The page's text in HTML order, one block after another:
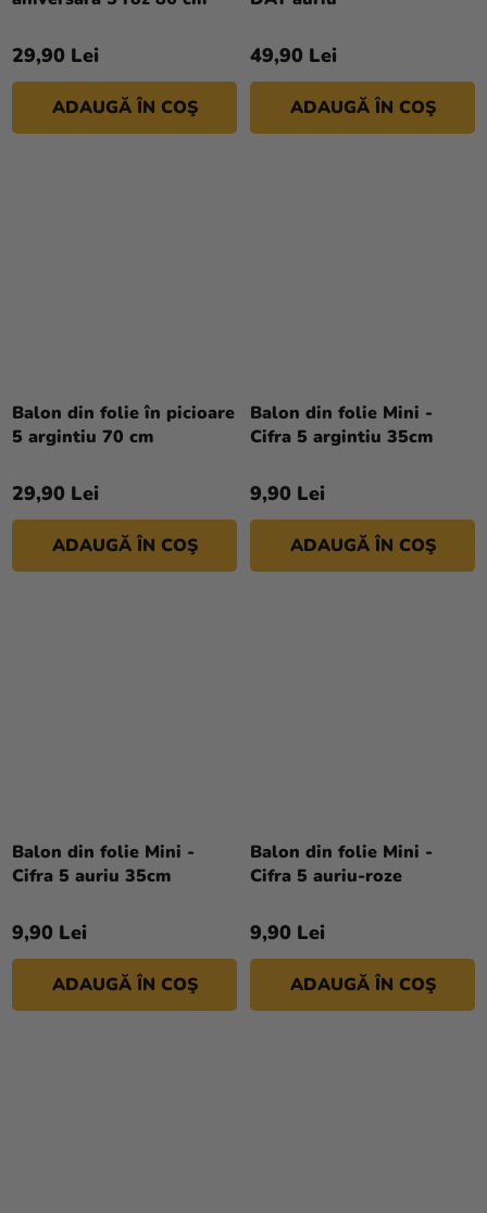
29,90 Lei
ADAUGĂ ÎN COŞ
49,90 Lei
ADAUGĂ ÎN COŞ
Balon din folie în picioare
5 argintiu 70 cm
29,90 Lei
ADAUGĂ ÎN COŞ
Balon din folie Mini -
Cifra 5 argintiu 35cm
9,90 Lei
ADAUGĂ ÎN COŞ
Balon din folie Mini -
Cifra 5 auriu 35cm
9,90 Lei
ADAUGĂ ÎN COŞ
Balon din folie Mini -
Cifra 5 auriu-roze
9,90 Lei
ADAUGĂ ÎN COŞ